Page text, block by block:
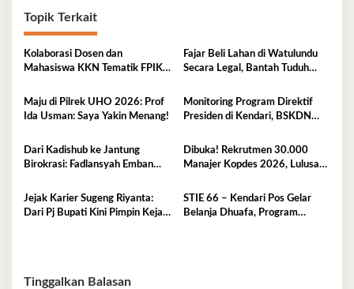
Topik Terkait
Kolaborasi Dosen dan
Mahasiswa KKN Tematik FPIK
Lingkungan Pesisir bagi Anak-
anak di Kelurahan Lapulu
Fajar Beli Lahan di Watulundu
Secara Legal, Bantah Tuduh
Maju di Pilrek UHO 2026: Prof
Ida Usman: Saya Yakin Menang!
Monitoring Program Direktif
Presiden di Kendari, BSKDN
Sinkronisasi Pusat dan Daerah
Dari Kadishub ke Jantung
Birokrasi: Fadlansyah Emban
Dibuka! Rekrutmen 30.000
Manajer Kopdes 2026, Lulusan
Jejak Karier Sugeng Riyanta:
Dari Pj Bupati Kini Pimpin Kejati
STIE 66 – Kendari Pos Gelar
Belanja Dhuafa, Program
Tinggalkan Balasan